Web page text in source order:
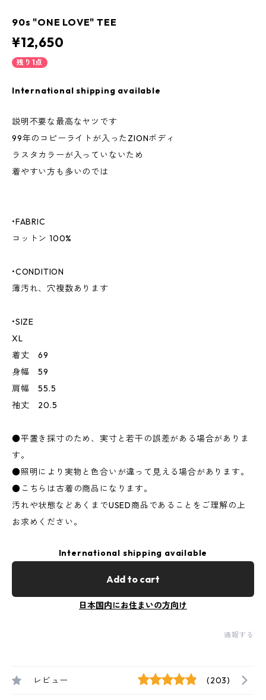
90s "ONE LOVE" TEE
¥12,650
残り1点
International shipping available
説明不要な最高なヤツです
99年のコピーライトが入ったZIONボディ
ラスタカラーが入っていないため
着やすい方も多いのでは
•FABRIC
コットン 100%
•CONDITION
薄汚れ、穴複数あります
•SIZE
XL
着丈 69
身幅 59
肩幅 55.5
袖丈 20.5
●平置き採寸のため、実寸と若干の誤差がある場合がありま
す。
●照明により実物と色合いが違って見える場合があります。
●こちらは古着の商品になります。
汚れや状態などあくまでUSED商品であることをご理解の上
お求めください。
International shipping available
Add to cart
日本国内にお住まいの方向け
通報する
レビュー (203)